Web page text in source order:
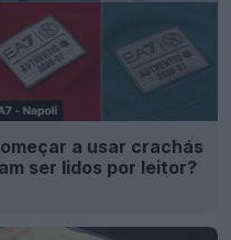
a usar crachás
ser lidos por leitor?